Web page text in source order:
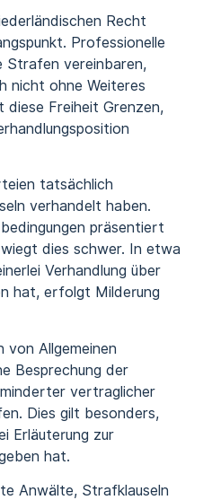
Recht
Professionelle
Strafen vereinbaren,
nicht ohne Weiteres
Freiheit Grenzen,
tatsächlich
verhandelt haben.
präsentiert
dies schwer. In etwa
Verhandlung über
hat, erfolgt Milderung
von Allgemeinen
Besprechung der
vertraglicher
Dies gilt besonders,
Erläuterung zur
hat.
Anwälte, Strafklauseln